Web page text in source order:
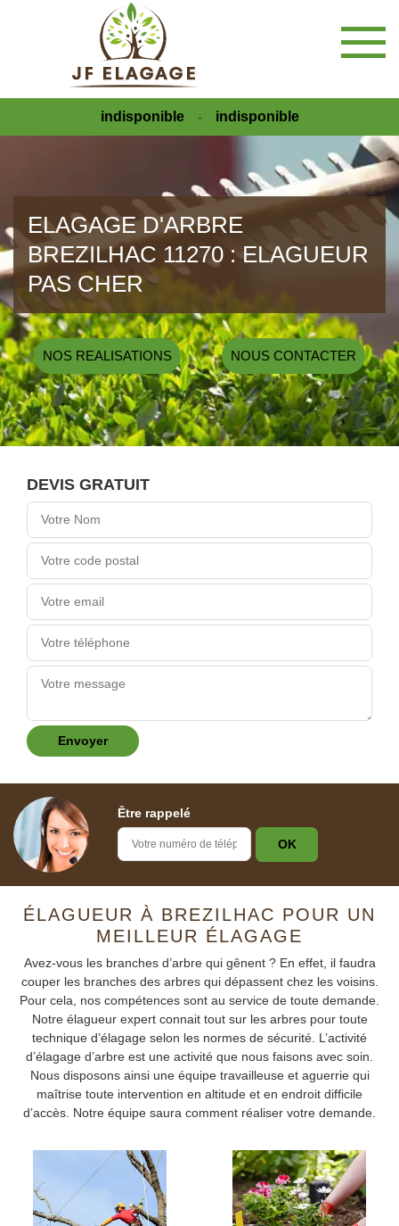
indisponible - indisponible
ELAGAGE D'ARBRE
BREZILHAC 11270 : ELAGUEUR
PAS CHER
NOS REALISATIONS NOUS CONTACTER
DEVIS GRATUIT
Être rappelé
ÉLAGUEUR À BREZILHAC POUR UN
MEILLEUR ÉLAGAGE
Avez-vous les branches d’arbre qui gênent ? En effet, il faudra
couper les branches des arbres qui dépassent chez les voisins.
Pour cela, nos compétences sont au service de toute demande.
Notre élagueur expert connait tout sur les arbres pour toute
technique d’élagage selon les normes de sécurité. L’activité
d’élagage d’arbre est une activité que nous faisons avec soin.
Nous disposons ainsi une équipe travailleuse et aguerrie qui
maîtrise toute intervention en altitude et en endroit difficile
d’accès. Notre équipe saura comment réaliser votre demande.